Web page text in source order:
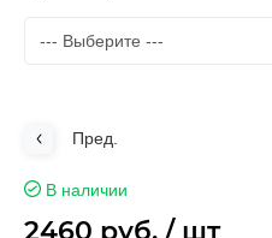
Пред.
В наличии